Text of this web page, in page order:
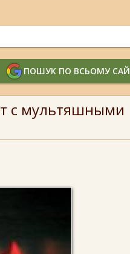
ПОШУК ПО ВСЬОМУ
с мультяшными